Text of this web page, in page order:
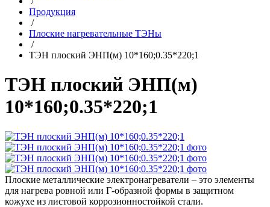
Продукция
/
Плоские нагревательные ТЭНы
/
ТЭН плоский ЭНП(м) 10*160;0.35*220;1
ТЭН плоский ЭНП(м)
10*160;0.35*220;1
Плоские металлические электронагреватели – это элементы
для нагрева ровной или Г-образной формы в защитном
кожухе из листовой коррозионностойкой стали.